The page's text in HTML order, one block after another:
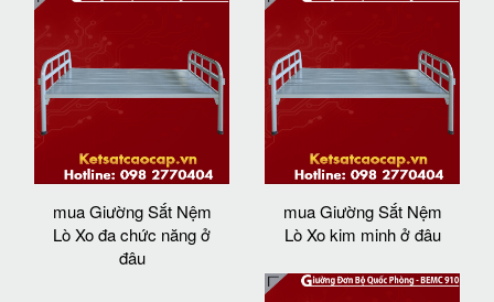
mua Giường Sắt Nệm
Lò Xo đa chức năng ở
đâu
mua Giường Sắt Nệm
Lò Xo kim minh ở đâu